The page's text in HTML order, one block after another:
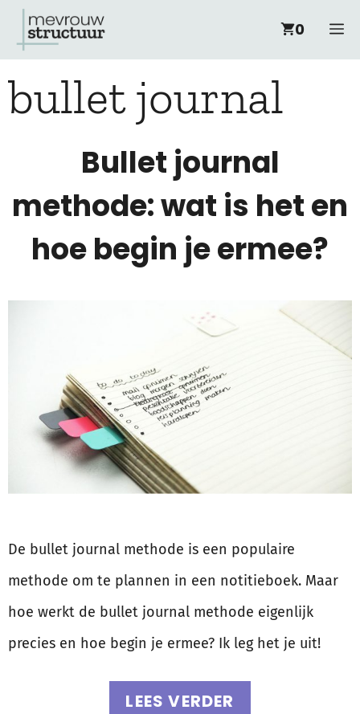
naar
de
inhoud
0
bullet journal
Bullet journal
methode: wat is het en
hoe begin je ermee?
De bullet journal methode is een populaire
methode om te plannen in een notitieboek. Maar
hoe werkt de bullet journal methode eigenlijk
precies en hoe begin je ermee? Ik leg het je uit!
LEES VERDER